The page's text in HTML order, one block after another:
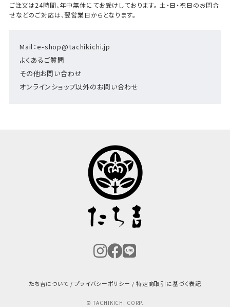
Mail：e-shop@tachikichi.jp
よくあるご質問
その他お問い合わせ
オンラインショップ以外のお問い合わせ
ご注文は24時間、年中無休にてお受けしております。 土・日・祝日のお問合
せなどのご対応は、翌営業日からとなります。
たち吉について プライバシーポリシー 特定商取引に基づく表記
© TACHIKICHI CORP.